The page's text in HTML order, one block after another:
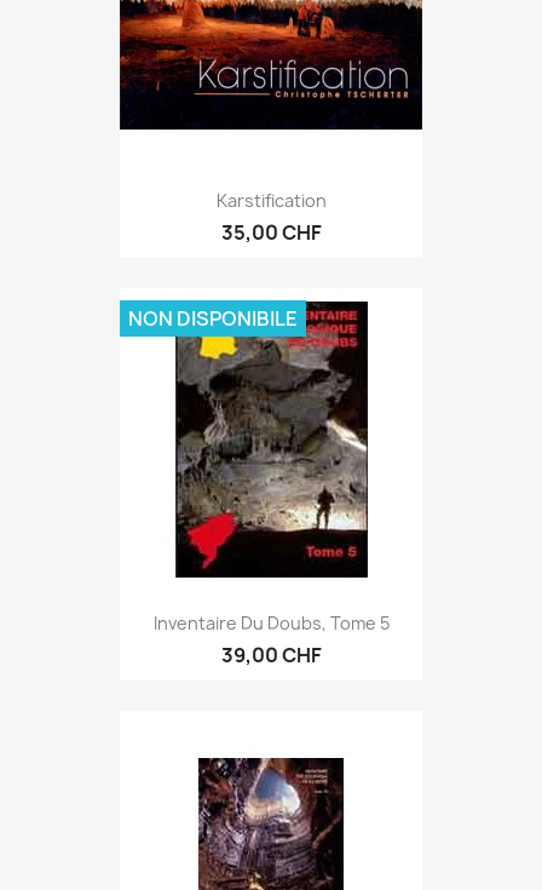
Karstification
35,00 CHF
Inventaire Du Doubs, Tome 5
39,00 CHF
NON DISPONIBILE